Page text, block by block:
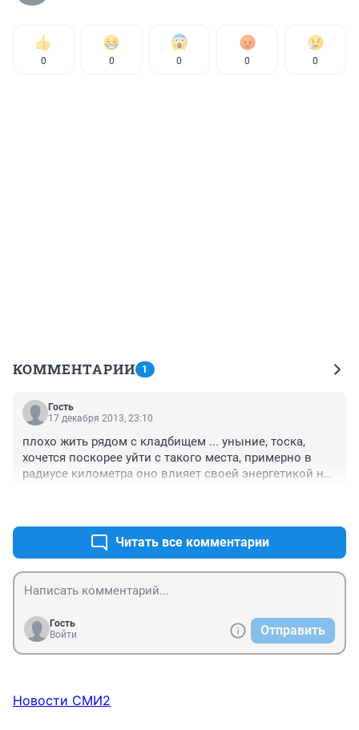
0 0 0 0 0
КОММЕНТАРИИ 1
Гость
17 декабря 2013, 23:10
плохо жить рядом с кладбищем ... уныние, тоска,
хочется поскорее уйти с такого места, примерно в
радиусе километра оно влияет своей энергетикой на
Читать все комментарии
Гость
Войти
Отправить
Новости СМИ2